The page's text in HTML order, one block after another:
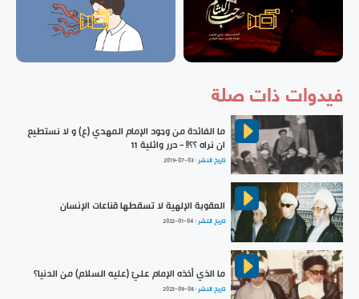
فيدوات ذات صلة
ما الفائدة من وجود الإمام المهدي (ع) و لا نستطيع
ان نراه ؟؟!! - درر وائلية 11
تاريخ النشر :2019-07-03
العقوبة الإلهية لا تسقطها قناعات الإنسان
تاريخ النشر : 2022-01-04
ما الذي أخذه الإمام عليّ (عليه السلام) من الدنيا؟
تاريخ النشر :2023-09-08